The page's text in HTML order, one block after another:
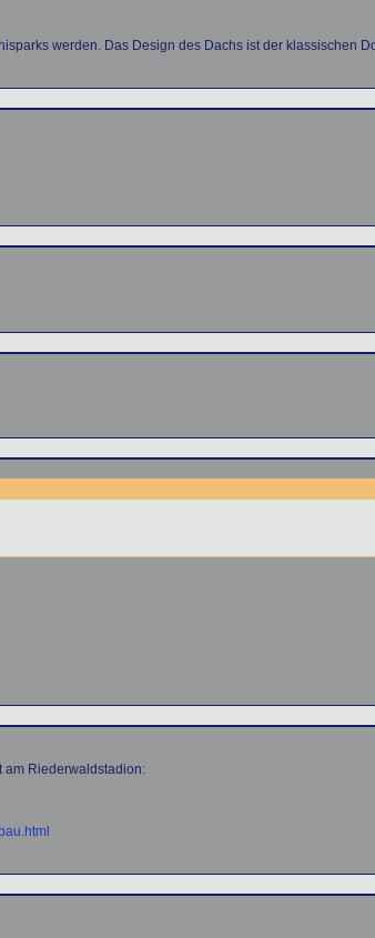
werden. Das Design des Dachs ist der klassischen
am Riederwaldstadion: